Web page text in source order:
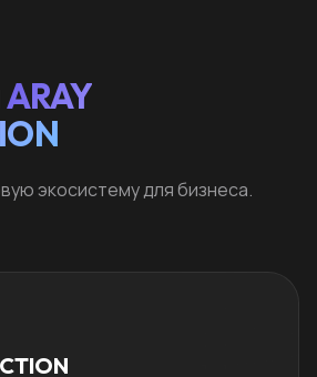
ARAY
экосистему для бизнеса.